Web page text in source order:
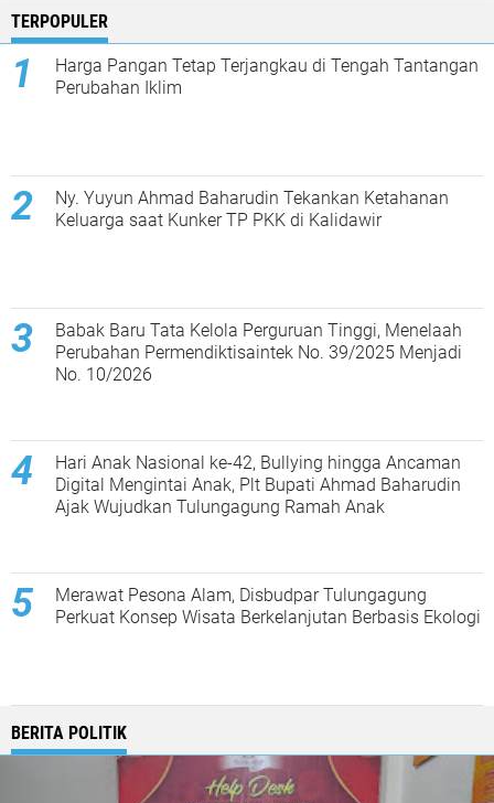
TERPOPULER
Harga Pangan Tetap Terjangkau di Tengah Tantangan
Perubahan Iklim
Ny. Yuyun Ahmad Baharudin Tekankan Ketahanan
Keluarga saat Kunker TP PKK di Kalidawir
Babak Baru Tata Kelola Perguruan Tinggi, Menelaah
Perubahan Permendiktisaintek No. 39/2025 Menjadi
No. 10/2026
Hari Anak Nasional ke-42, Bullying hingga Ancaman
Digital Mengintai Anak, Plt Bupati Ahmad Baharudin
Ajak Wujudkan Tulungagung Ramah Anak
Merawat Pesona Alam, Disbudpar Tulungagung
Perkuat Konsep Wisata Berkelanjutan Berbasis Ekologi
BERITA POLITIK